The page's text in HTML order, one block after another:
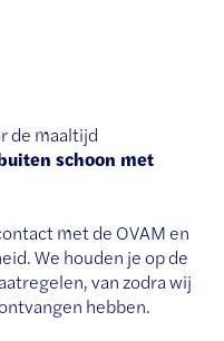
de maaltijd
schoon met
met de OVAM en
We houden je op de
van zodra wij
hebben.